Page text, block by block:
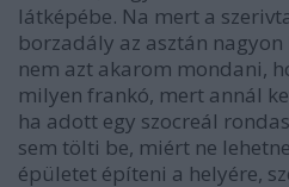
látképébe. Na mert a
borzadály az asztán
nem azt akarom mondani,
milyen frankó, mert annál
ha adott egy szocreál
sem tölti be, miért ne
épületet építeni a helyére,